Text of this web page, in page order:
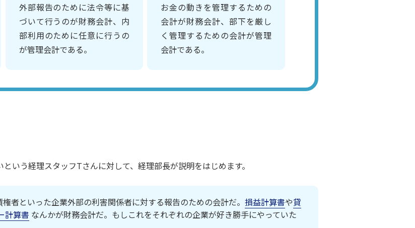
外部報告のために法令等に基
づいて行うのが財務会計、内
部利用のために任意に行うの
が管理会計である。
お金の動きを管理するための
会計が財務会計、部下を厳し
く管理するための会計が管理
会計である。
いう経理スタッフTさんに対して、経理部長が説明をはじめます。
者といった企業外部の利害関係者に対する報告のための会計だ。 損益計算書や貸
計算書 なんかが財務会計だ。もしこれをそれぞれの企業が好き勝手にやっていた